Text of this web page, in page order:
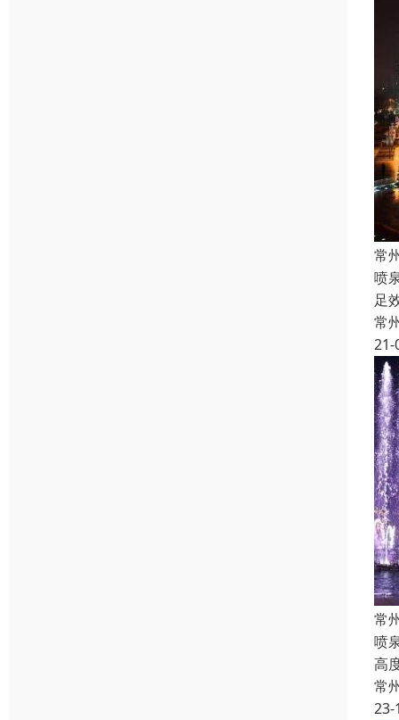
常
喷
足
常
21-
常
喷
高
常
23-